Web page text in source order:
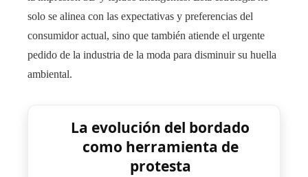
solo se alinea con las expectativas y preferencias del
consumidor actual, sino que también atiende el urgente
pedido de la industria de la moda para disminuir su huella
ambiental.
La evolución del bordado
como herramienta de
protesta